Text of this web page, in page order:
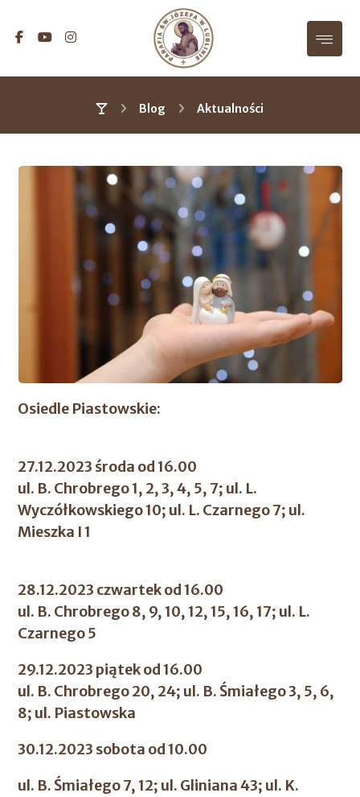
Blog Aktualności
Osiedle Piastowskie:
27.12.2023 środa od 16.00
ul. B. Chrobrego 1, 2, 3, 4, 5, 7; ul. L.
Wyczółkowskiego 10; ul. L. Czarnego 7; ul.
Mieszka I 1
28.12.2023 czwartek od 16.00
ul. B. Chrobrego 8, 9, 10, 12, 15, 16, 17; ul. L.
Czarnego 5
29.12.2023 piątek od 16.00
ul. B. Chrobrego 20, 24; ul. B. Śmiałego 3, 5, 6,
8; ul. Piastowska
30.12.2023 sobota od 10.00
ul. B. Śmiałego 7, 12; ul. Gliniana 43; ul. K.